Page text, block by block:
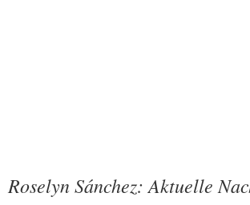
Roselyn Sánchez: Aktuelle